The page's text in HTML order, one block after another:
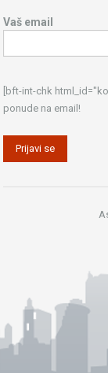
Vaš email
[bft-int-chk
ponude na email!